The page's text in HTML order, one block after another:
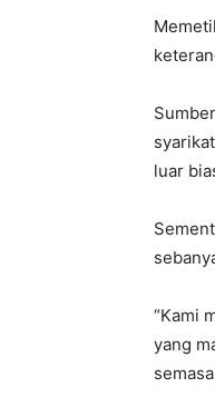
luar
“Kami
yang